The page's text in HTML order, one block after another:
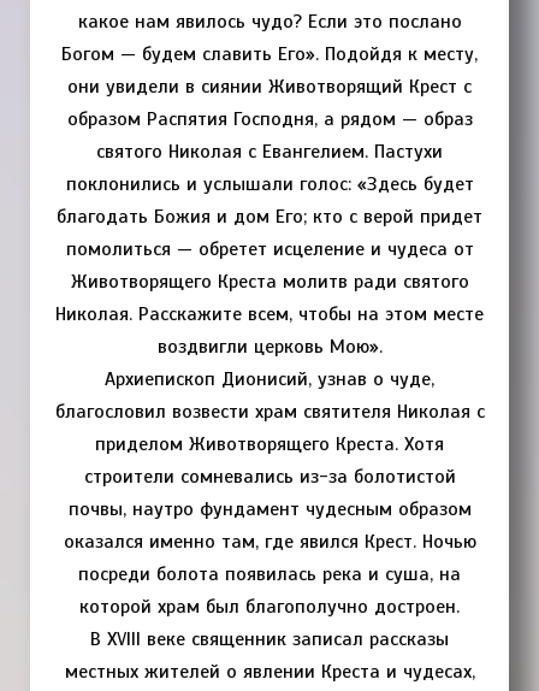
какое нам явилось чудо? Если это послано
Богом — будем славить Его». Подойдя к месту,
они увидели в сиянии Животворящий Крест с
образом Распятия Господня, а рядом — образ
святого Николая с Евангелием. Пастухи
поклонились и услышали голос: «Здесь будет
благодать Божия и дом Его; кто с верой придет
помолиться — обретет исцеление и чудеса от
Животворящего Креста молитв ради святого
Николая. Расскажите всем, чтобы на этом месте
воздвигли церковь Мою».
Архиепископ Дионисий, узнав о чуде,
благословил возвести храм святителя Николая с
приделом Животворящего Креста. Хотя
строители сомневались из-за болотистой
почвы, наутро фундамент чудесным образом
оказался именно там, где явился Крест. Ночью
посреди болота появилась река и суша, на
которой храм был благополучно достроен.
В XVIII веке священник записал рассказы
местных жителей о явлении Креста и чудесах,